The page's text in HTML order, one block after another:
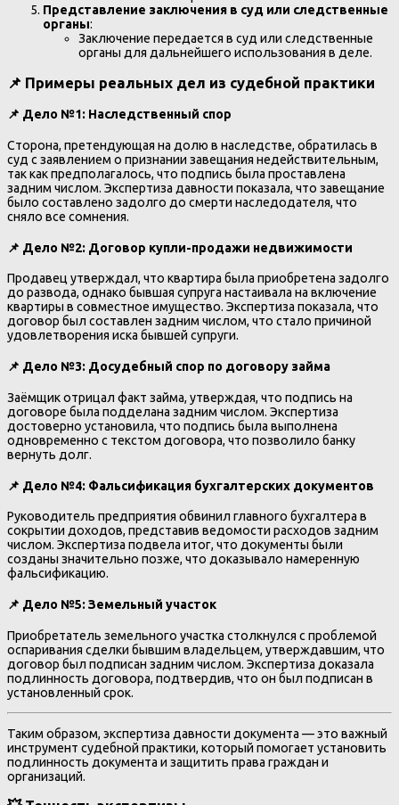
Представление заключения в суд или следственные
органы:
Заключение передается в суд или следственные
органы для дальнейшего использования в деле.
📌 Примеры реальных дел из судебной практики
📌 Дело №1: Наследственный спор
Сторона, претендующая на долю в наследстве, обратилась в
суд с заявлением о признании завещания недействительным,
так как предполагалось, что подпись была проставлена
задним числом. Экспертиза давности показала, что завещание
было составлено задолго до смерти наследодателя, что
сняло все сомнения.
📌 Дело №2: Договор купли-продажи недвижимости
Продавец утверждал, что квартира была приобретена задолго
до развода, однако бывшая супруга настаивала на включение
квартиры в совместное имущество. Экспертиза показала, что
договор был составлен задним числом, что стало причиной
удовлетворения иска бывшей супруги.
📌 Дело №3: Досудебный спор по договору займа
Заёмщик отрицал факт займа, утверждая, что подпись на
договоре была подделана задним числом. Экспертиза
достоверно установила, что подпись была выполнена
одновременно с текстом договора, что позволило банку
вернуть долг.
📌 Дело №4: Фальсификация бухгалтерских документов
Руководитель предприятия обвинил главного бухгалтера в
сокрытии доходов, представив ведомости расходов задним
числом. Экспертиза подвела итог, что документы были
созданы значительно позже, что доказывало намеренную
фальсификацию.
📌 Дело №5: Земельный участок
Приобретатель земельного участка столкнулся с проблемой
оспаривания сделки бывшим владельцем, утверждавшим, что
договор был подписан задним числом. Экспертиза доказала
подлинность договора, подтвердив, что он был подписан в
установленный срок.
Таким образом, экспертиза давности документа — это важный
инструмент судебной практики, который помогает установить
подлинность документа и защитить права граждан и
организаций.